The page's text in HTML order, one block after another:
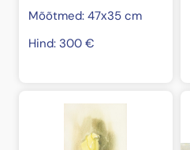
Mõõtmed: 47х35 cm
Hind: 300 €